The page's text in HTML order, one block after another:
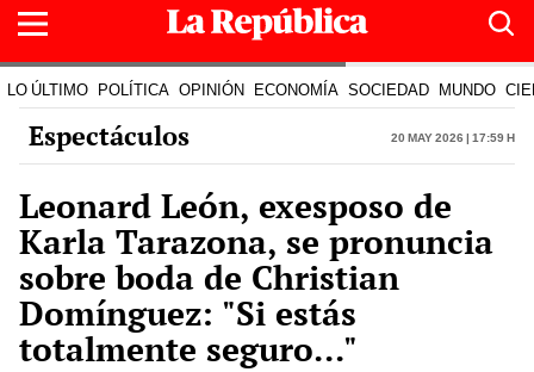
LO ÚLTIMO POLÍTICA OPINIÓN ECONOMÍA SOCIEDAD MUNDO
Espectáculos 20 May 2026 | 17:59 h
Leonard León, exesposo de
Karla Tarazona, se pronuncia
sobre boda de Christian
Domínguez: "Si estás
totalmente seguro..."